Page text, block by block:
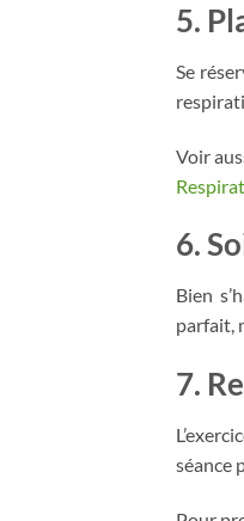
5.
Se
Voir
6.
Bien
parfait,
7.
séance